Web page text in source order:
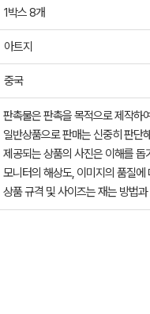
1박스 8개
아트지
중국
판촉물은 판촉을 목적으로 제작하
일반상품으로 판매는 신중히 판단
제공되는 상품의 사진은 이해를
모니터의 해상도, 이미지의 품질
상품 규격 및 사이즈는 재는 방법